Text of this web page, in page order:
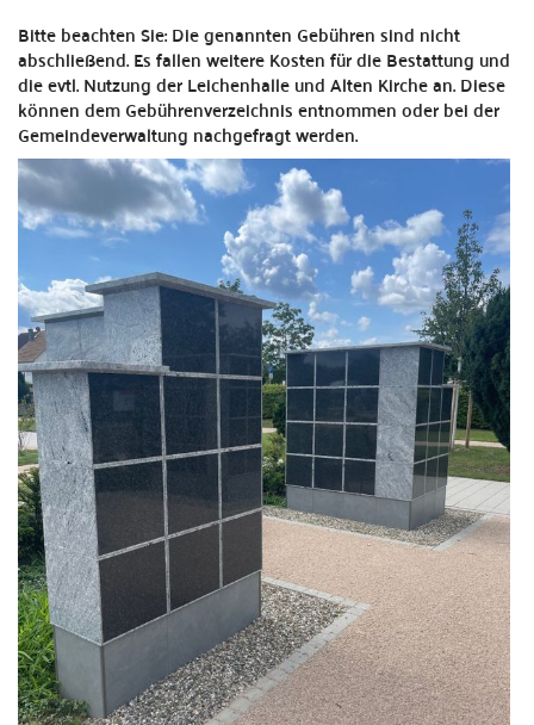
Bitte beachten Sie: Die genannten Gebühren sind nicht
abschließend. Es fallen weitere Kosten für die Bestattung und
die evtl. Nutzung der Leichenhalle und Alten Kirche an. Diese
können dem Gebührenverzeichnis entnommen oder bei der
Gemeindeverwaltung nachgefragt werden.